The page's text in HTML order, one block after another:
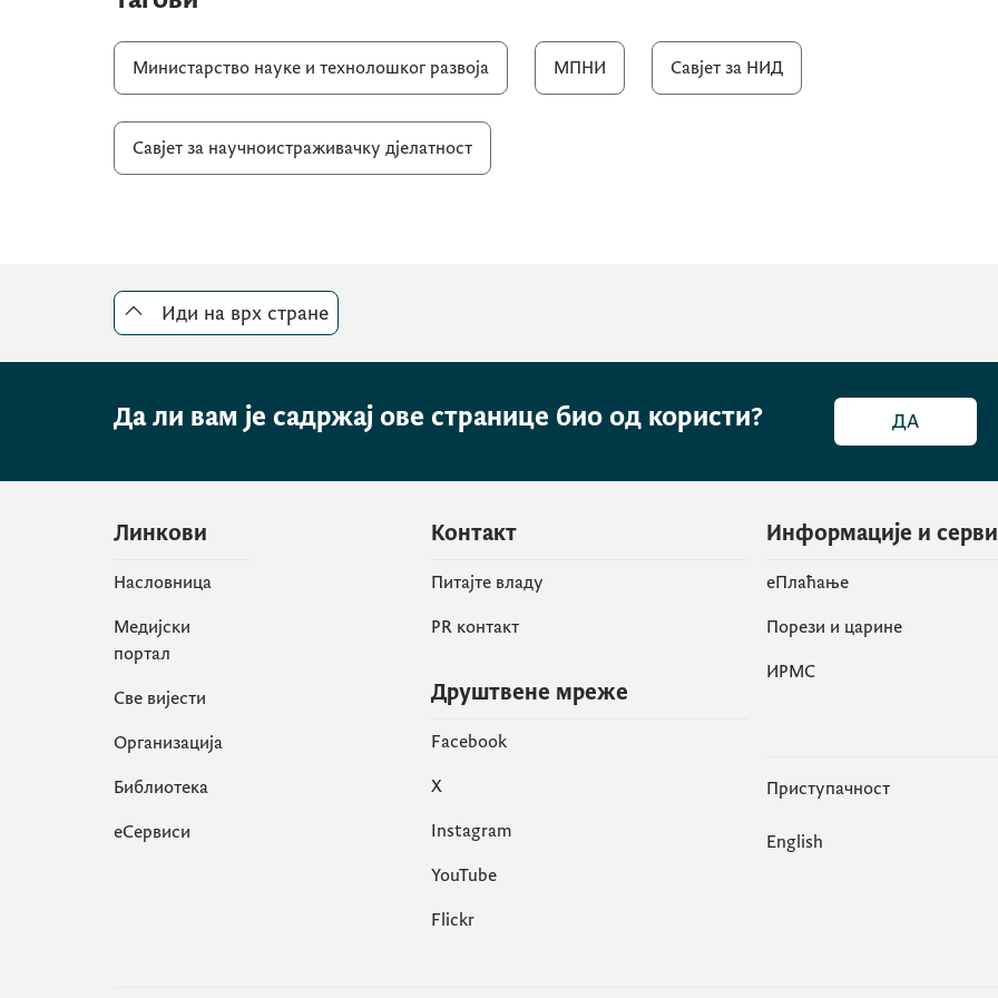
Министарство науке и технолошког развоја МПНИ Савјет за НИД
Савјет за научноистраживачку дјелатност
Иди на врх стране
Да ли вам је садржај ове странице био од користи? ДА
Линкови
Насловница
Медијски
портал
Све вијести
Организација
Библиотека
еСервиси
Контакт
Питајте владу
PR контакт
Друштвене мреже
Facebook
X
Instagram
YouTube
Flickr
Информације и
eПлаћање
Порези и царине
ИРМС
Приступачност
English